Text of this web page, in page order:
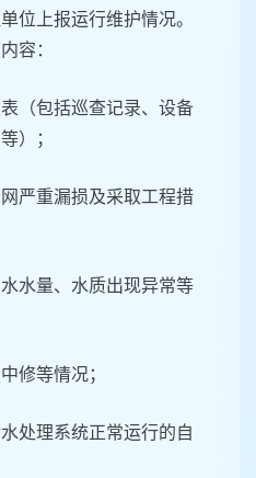
位上报运行维护情况。
容：
表（包括巡查记录、设备
）；
网严重漏损及采取工程措
水水量、水质出现异常等
修等情况；
处理系统正常运行的自